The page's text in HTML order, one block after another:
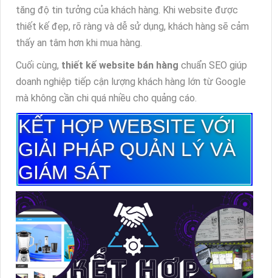
tăng độ tin tưởng của khách hàng. Khi website được
thiết kế đẹp, rõ ràng và dễ sử dụng, khách hàng sẽ cảm
thấy an tâm hơn khi mua hàng.
Cuối cùng, thiết kế website bán hàng chuẩn SEO giúp
doanh nghiệp tiếp cận lượng khách hàng lớn từ Google
mà không cần chi quá nhiều cho quảng cáo.
KẾT HỢP WEBSITE VỚI
GIẢI PHÁP QUẢN LÝ VÀ
GIÁM SÁT